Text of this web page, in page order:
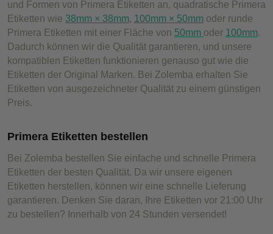
und Formen von Primera Etiketten an, quadratische Primera
Etiketten wie 38mm × 38mm, 100mm × 50mm oder runde
Primera Etiketten mit einer Fläche von 50mm oder 100mm.
Dadurch können wir die Qualität garantieren, und unsere
kompatiblen Etiketten funktionieren genauso gut wie die
Etiketten der Original Marken. Bei Zolemba erhalten Sie
Etiketten von ausgezeichneter Qualität zu einem günstigen
Preis.
Primera Etiketten bestellen
Bei Zolemba bestellen Sie einfache und schnelle Primera
Etiketten der besten Qualität. Da wir unsere eigenen
Etiketten herstellen, können wir eine schnelle Lieferung
garantieren. Denken Sie daran, Ihre Etiketten vor 21:00 Uhr
zu bestellen? Innerhalb von 24 Stunden versendet!